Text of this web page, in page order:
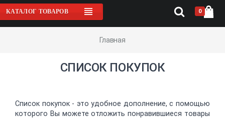
КАТАЛОГ ТОВАРОВ 0
Главная
СПИСОК ПОКУПОК
Список покупок - это удобное дополнение, с помощью
которого Вы можете отложить понравившиеся товары